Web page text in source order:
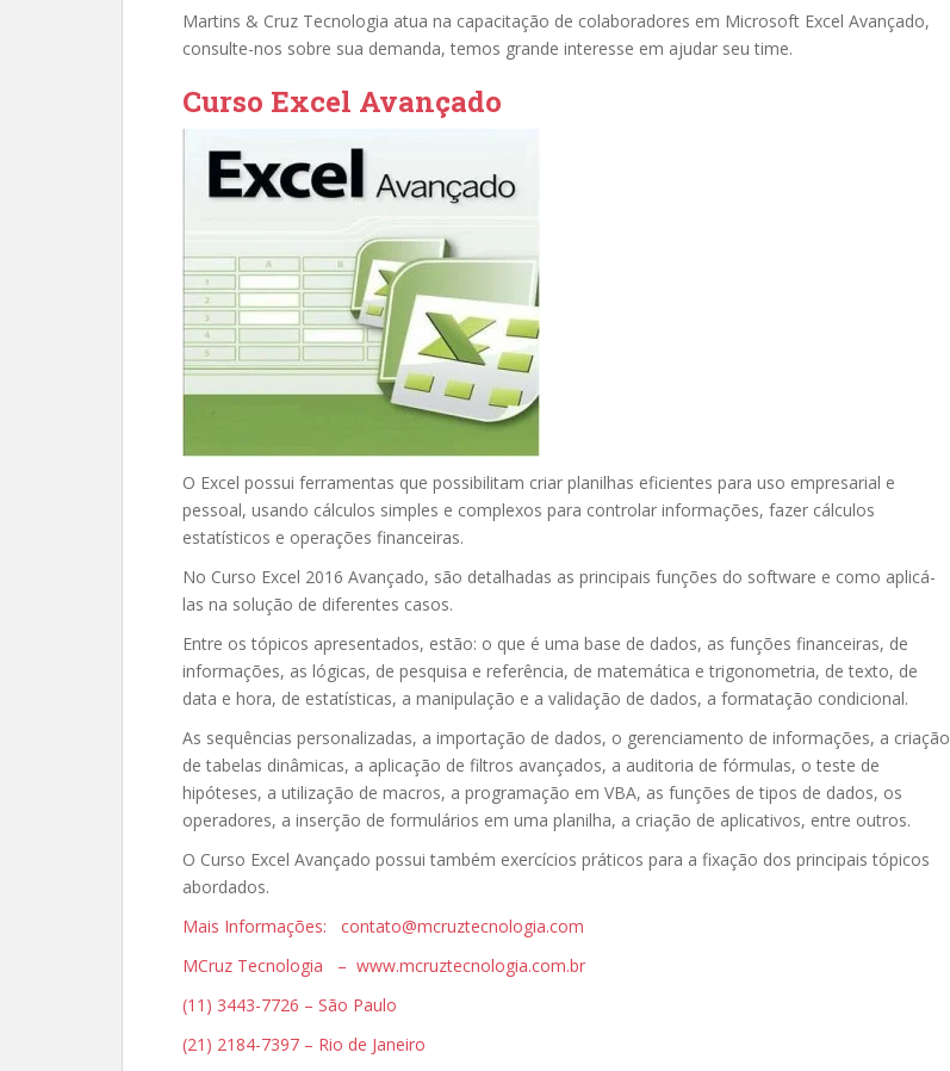
Martins & Cruz Tecnologia atua na capacitação de colaboradores em Microsoft Excel Avançado,
consulte-nos sobre sua demanda, temos grande interesse em ajudar seu time.
Curso Excel Avançado
O Excel possui ferramentas que possibilitam criar planilhas eficientes para uso empresarial e
pessoal, usando cálculos simples e complexos para controlar informações, fazer cálculos
estatísticos e operações financeiras.
No Curso Excel 2016 Avançado, são detalhadas as principais funções do software e como aplicá-
las na solução de diferentes casos.
Entre os tópicos apresentados, estão: o que é uma base de dados, as funções financeiras, de
informações, as lógicas, de pesquisa e referência, de matemática e trigonometria, de texto, de
data e hora, de estatísticas, a manipulação e a validação de dados, a formatação condicional.
As sequências personalizadas, a importação de dados, o gerenciamento de informações, a criação
de tabelas dinâmicas, a aplicação de filtros avançados, a auditoria de fórmulas, o teste de
hipóteses, a utilização de macros, a programação em VBA, as funções de tipos de dados, os
operadores, a inserção de formulários em uma planilha, a criação de aplicativos, entre outros.
O Curso Excel Avançado possui também exercícios práticos para a fixação dos principais tópicos
abordados.
Mais Informações: contato@mcruztecnologia.com
MCruz Tecnologia – www.mcruztecnologia.com.br
(11) 3443-7726 – São Paulo
(21) 2184-7397 – Rio de Janeiro